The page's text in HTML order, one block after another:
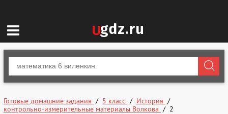
Готовые домашние задания 5 класс
История
контрольно-измерительные материалы Волкова
2